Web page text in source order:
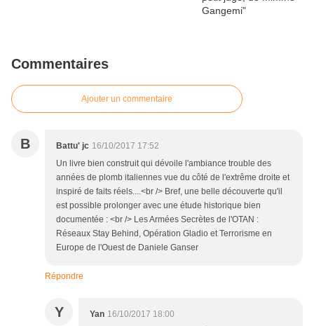
Commentaires
Ajouter un commentaire
B Battu' jc 16/10/2017 17:52
Un livre bien construit qui dévoile l'ambiance trouble des
années de plomb italiennes vue du côté de l'extrême droite et
inspiré de faits réels....<br /> Bref, une belle découverte qu'il
est possible prolonger avec une étude historique bien
documentée : <br /> Les Armées Secrètes de l'OTAN :
Réseaux Stay Behind, Opération Gladio et Terrorisme en
Europe de l'Ouest de Daniele Ganser
Répondre
Y Yan 16/10/2017 18:00